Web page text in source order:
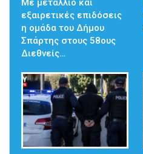
Με μετάλλιο και
εξαιρετικές επιδόσεις
η ομάδα του Δήμου
Σπάρτης στους 58ους
Διεθνείς…